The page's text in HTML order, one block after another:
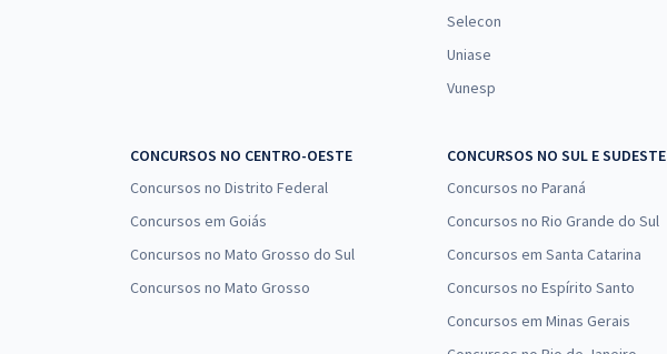
Selecon
Uniase
Vunesp
CONCURSOS NO CENTRO-OESTE
Concursos no Distrito Federal
Concursos em Goiás
Concursos no Mato Grosso do Sul
Concursos no Mato Grosso
CONCURSOS NO SUL E SUDESTE
Concursos no Paraná
Concursos no Rio Grande do Sul
Concursos em Santa Catarina
Concursos no Espírito Santo
Concursos em Minas Gerais